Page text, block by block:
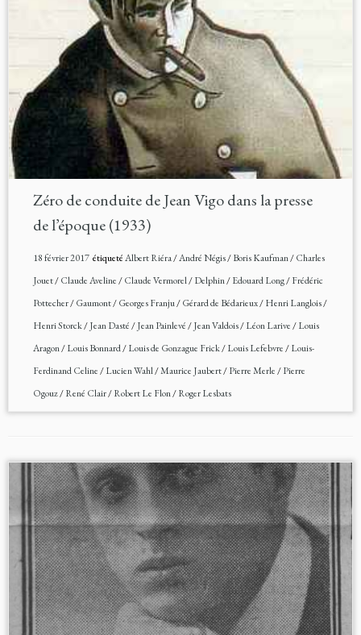
Zéro de conduite de Jean Vigo dans la presse
de l’époque (1933)
18 février 2017étiquetéAlbert Riéra/André Négis/Boris Kaufman/Charles
Jouet/Claude Aveline/Claude Vermorel/Delphin/Edouard Long/Frédéric
Pottecher/Gaumont/Georges Franju/Gérard de Bédarieux/Henri Langlois/
Henri Storck/Jean Dasté/Jean Painlevé/Jean Valdois/Léon Larive/Louis
Aragon/Louis Bonnard/Louis de Gonzague Frick/Louis Lefebvre/Louis-
Ferdinand Celine/Lucien Wahl/Maurice Jaubert/Pierre Merle/Pierre
Ogouz/René Clair/Robert Le Flon/Roger Lesbats